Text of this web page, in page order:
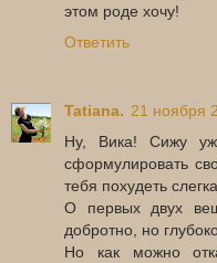
этом роде хочу!
Ответить
Tatiana. 21 ноября
Ну, Вика! Сижу
сформулировать
тебя похудеть
О первых двух
добротно, но
Но как можно